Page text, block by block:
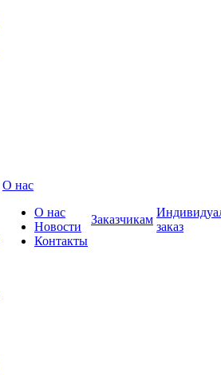
О нас
О нас
Новости
Контакты
Заказчикам
заказ